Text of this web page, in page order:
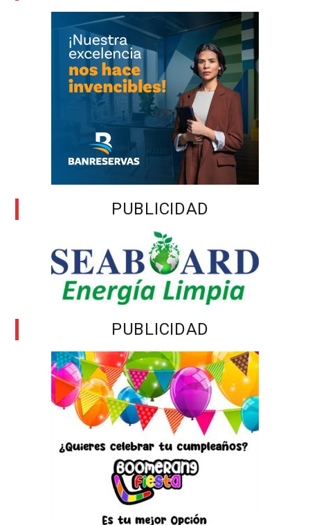
PUBLICIDAD
PUBLICIDAD